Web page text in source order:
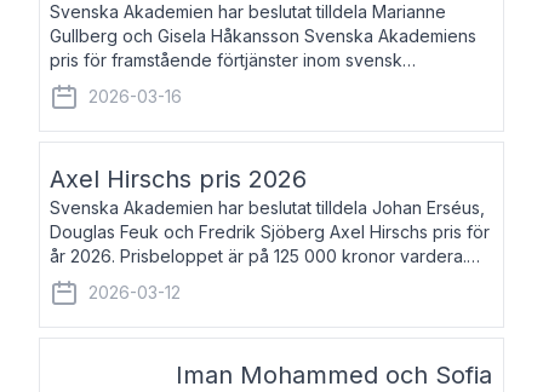
Svenska Akademien har beslutat tilldela Marianne
Gullberg och Gisela Håkansson Svenska Akademiens
pris för framstående förtjänster inom svensk
språkforskning och språkvård till minne av Carl Gabriel
och Karin Forsberg för år 2026. Prissumma
2026-03-16
Axel Hirschs pris 2026
Svenska Akademien har beslutat tilldela Johan Erséus,
Douglas Feuk och Fredrik Sjöberg Axel Hirschs pris för
år 2026. Prisbeloppet är på 125 000 kronor vardera.
Johan Erséus, född 1959, är fackboksförfattare och
journalist med mångårigt för
2026-03-12
Iman Mohammed och Sofia